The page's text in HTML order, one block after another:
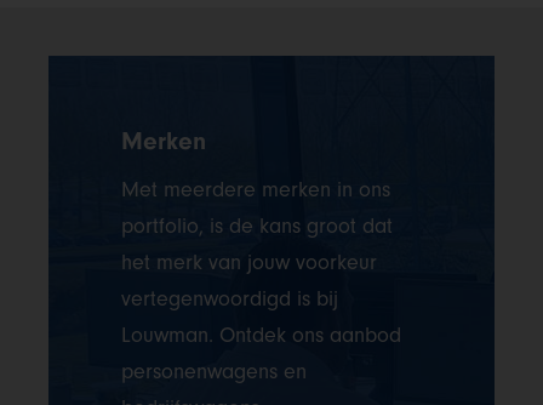
Merken
Met meerdere merken in ons
portfolio, is de kans groot dat
het merk van jouw voorkeur
vertegenwoordigd is bij
Louwman. Ontdek ons aanbod
personenwagens en